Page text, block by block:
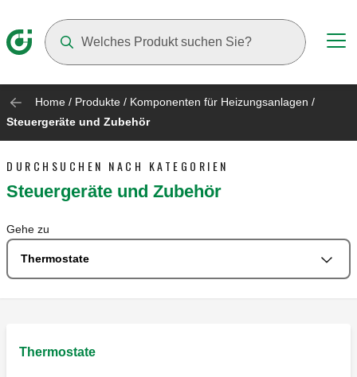
Home / Produkte / Komponenten für Heizungsanlagen /
Steuergeräte und Zubehör
DURCHSUCHEN NACH KATEGORIEN
Steuergeräte und Zubehör
Gehe zu
Thermostate
Thermostate